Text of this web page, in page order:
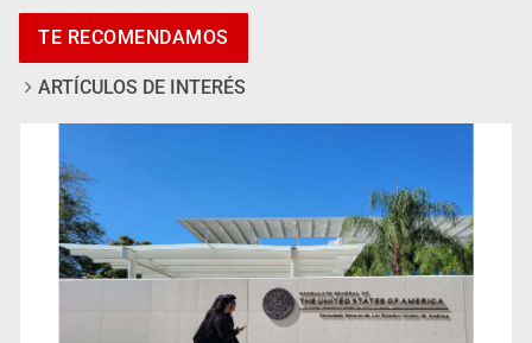
Llaman a mantener legado de Alcalde
TE RECOMENDAMOS
ARTÍCULOS DE INTERÉS